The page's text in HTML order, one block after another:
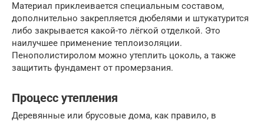
Материал приклеивается специальным составом,
дополнительно закрепляется дюбелями и штукатурится
либо закрывается какой-то лёгкой отделкой. Это
наилучшее применение теплоизоляции.
Пенополистиролом можно утеплить цоколь, а также
защитить фундамент от промерзания.
Процесс утепления
Деревянные или брусовые дома, как правило, в